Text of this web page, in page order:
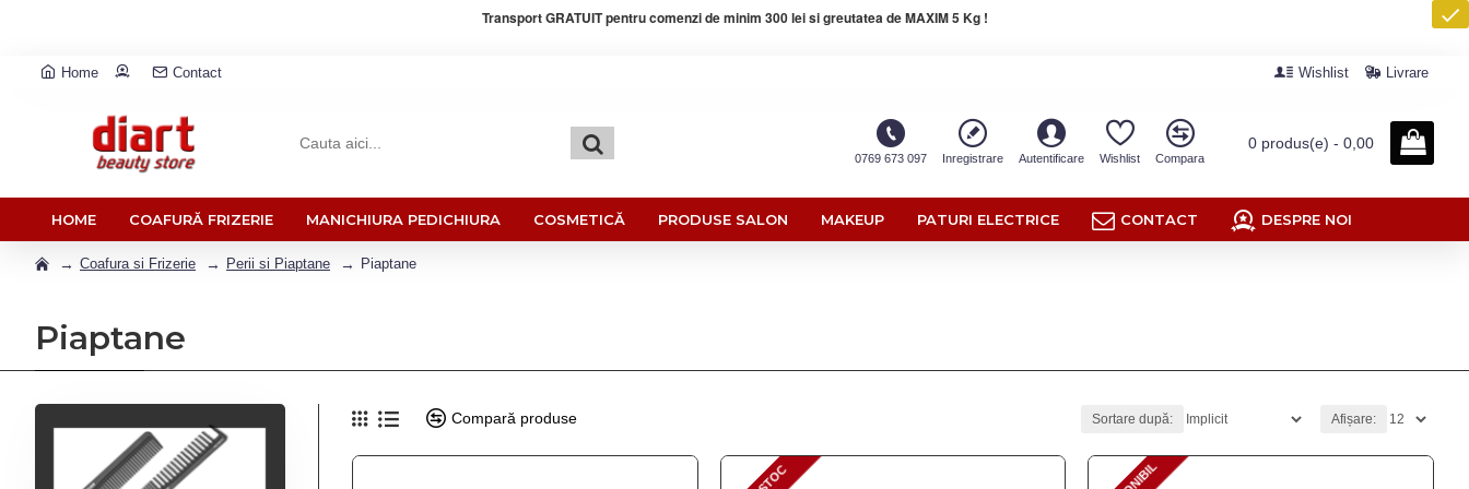
Transport GRATUIT pentru comenzi de minim 300 lei si greutatea de MAXIM 5 Kg !
Home Contact Wishlist Livrare
0769 673 097 Inregistrare Autentificare Wishlist Compara
0 produs(e) - 0,00
HOME COAFURĂ FRIZERIE MANICHIURA PEDICHIURA COSMETICĂ PRODUSE SALON MAKEUP PATURI ELECTRICE CONTACT DESPRE NOI
Coafura si Frizerie Perii si Piaptane Piaptane
Piaptane
Compară produse Sortare după: Afișare: